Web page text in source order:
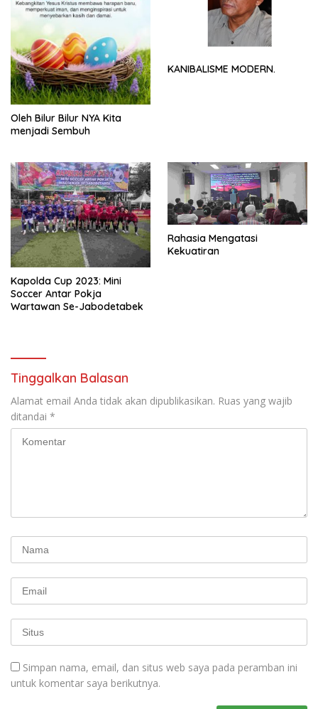
Oleh Bilur Bilur NYA Kita
menjadi Sembuh
KANIBALISME MODERN.
Kapolda Cup 2023: Mini
Soccer Antar Pokja
Wartawan Se-Jabodetabek
Rahasia Mengatasi
Kekuatiran
Tinggalkan Balasan
Alamat email Anda tidak akan dipublikasikan. Ruas yang wajib
ditandai *
Simpan nama, email, dan situs web saya pada peramban ini
untuk komentar saya berikutnya.